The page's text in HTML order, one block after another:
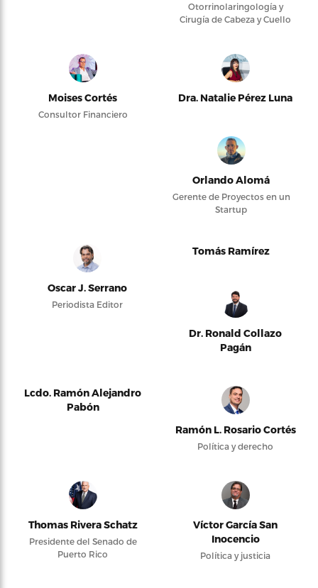
Otorrinolaringología y
Cirugía de Cabeza y Cuello
Moises Cortés
Consultor Financiero
Dra. Natalie Pérez Luna
Orlando Alomá
Gerente de Proyectos en un
Startup
Oscar J. Serrano
Periodista Editor
Tomás Ramírez
Dr. Ronald Collazo
Pagán
Lcdo. Ramón Alejandro
Pabón
Ramón L. Rosario Cortés
Política y derecho
Thomas Rivera Schatz
Presidente del Senado de
Puerto Rico
Víctor García San
Inocencio
Política y justicia